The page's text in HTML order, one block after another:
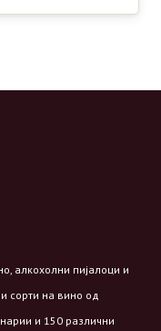
алкохолни пијалоци и
сорти на вино од
и 150 различни